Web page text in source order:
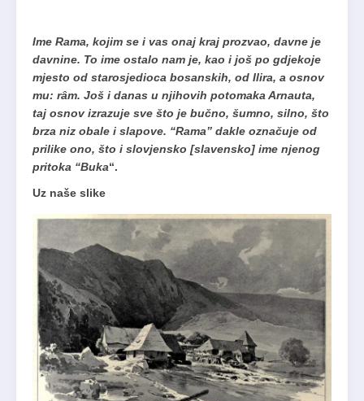
Ime Rama, kojim se i vas onaj kraj prozvao, davne je
davnine. To ime ostalo nam je, kao i još po gdjekoje
mjesto od starosjedioca bosanskih, od Ilira, a osnov
mu: râm. Još i danas u njihovih potomaka Arnauta,
taj osnov izrazuje sve što je bučno, šumno, silno, što
brza niz obale i slapove. “Rama” dakle označuje od
prilike ono, što i slovjensko [slavensko] ime njenog
pritoka “Buka“.
Uz naše slike